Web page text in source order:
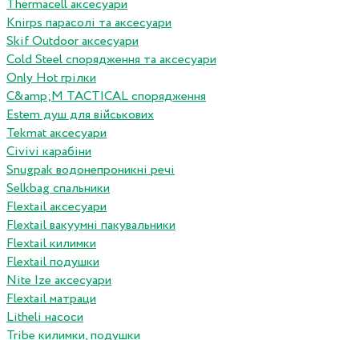
Thermacell аксесуари
Knirps парасолі та аксесуари
Skif Outdoor аксесуари
Cold Steel спорядження та аксесуари
Only Hot грілки
C&amp;M TACTICAL спорядження
Estem душ для військових
Tekmat аксесуари
Сivivi карабіни
Snugpak водонепроникні речі
Selkbag спальники
Flextail аксесуари
Flextail вакуумні пакувальники
Flextail килимки
Flextail подушки
Nite Ize аксесуари
Flextail матраци
Litheli насоси
Tribe килимки, подушки